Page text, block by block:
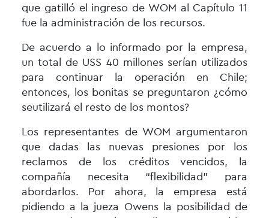
que gatilló el ingreso de WOM al Capítulo 11
fue la administración de los recursos.
De acuerdo a lo informado por la empresa,
un total de USS 40 millones serían utilizados
para continuar la operación en Chile;
entonces, los bonitas se preguntaron ¿cómo
seutilizará el resto de los montos?
Los representantes de WOM argumentaron
que dadas las nuevas presiones por los
reclamos de los créditos vencidos, la
compañía necesita “flexibilidad” para
abordarlos. Por ahora, la empresa está
pidiendo a la jueza Owens la posibilidad de